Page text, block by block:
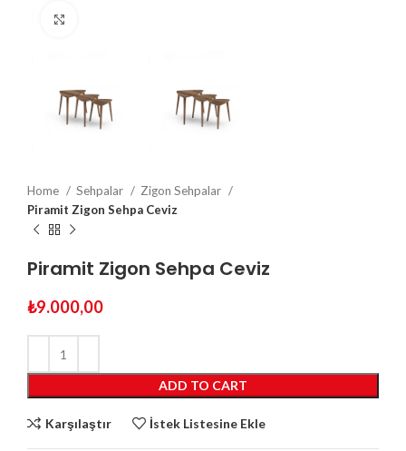
Home Sehpalar
Zigon Sehpalar
Piramit Zigon Sehpa Ceviz
Piramit Zigon Sehpa Ceviz
₺9.000,00
ADD TO CART
Karşılaştır İstek Listesine Ekle